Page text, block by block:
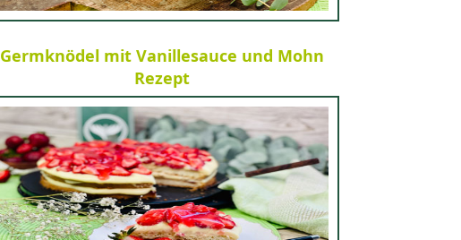
Germknödel mit Vanillesauce und Mohn
Rezept